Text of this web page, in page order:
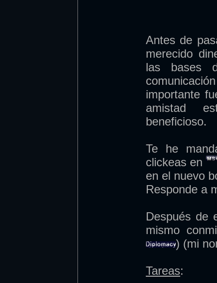
Antes de
merecido
las bases
importante
amistad
beneficioso.
Te he
clickeas en
en el nuevo
Responde a
Después de
mismo
) (mi
Tareas: